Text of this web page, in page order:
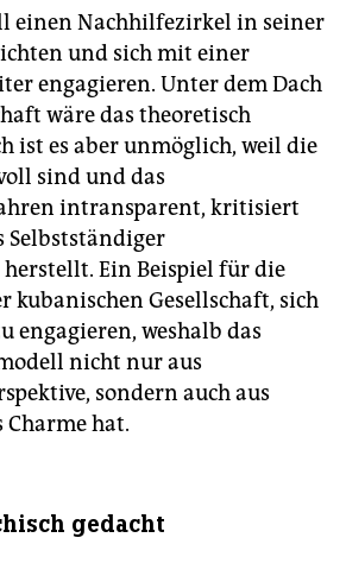
einen Nachhilfezirkel in seiner
und sich mit einer
engagieren. Unter dem Dach
wäre das theoretisch
ist es aber unmöglich, weil die
sind und das
intransparent, kritisiert
Selbstständiger
Ein Beispiel für die
kubanischen Gesellschaft, sich
engagieren, weshalb das
nicht nur aus
sondern auch aus
Charme hat.
gedacht